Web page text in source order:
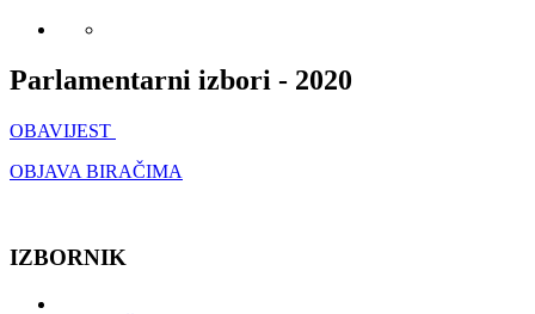
Parlamentarni izbori - 2020
OBAVIJEST
OBJAVA BIRAČIMA
IZBORNIK